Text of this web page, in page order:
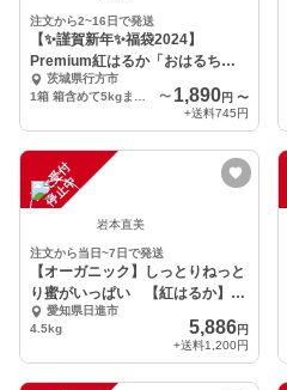
注文から2~16日で発送
【✨謹賀新年✨福袋2024】
Premium紅はるか「おはるちゃ
ん」茨城県行方市
〜 1,890円 〜
+送料745円
注
文
受
付
停
止
中
岩本直美
注文から当日~7日で発送
【オーガニック】しっとりねっと
り蜜がいっぱい 【紅はるか】
4.5kg愛知県日進市
4.5kg
5,886円
+送料1,200円